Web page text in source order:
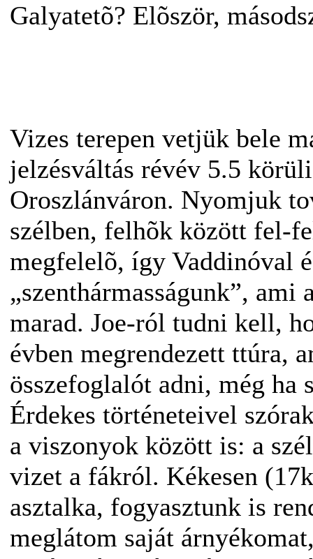
Galyatetõ? Elõször,
Vizes terepen vetjük bele
jelzésváltás révév 5.5
Oroszlánváron. Nyomjuk
szélben, felhõk között fel-
megfelelõ, így Vaddinóval
„szenthármasságunk”,
marad. Joe-ról tudni kell,
évben megrendezett ttúra,
összefoglalót adni, még ha
Érdekes történeteivel
a viszonyok között is: a
vizet a fákról. Kékesen
asztalka, fogyasztunk is
meglátom saját